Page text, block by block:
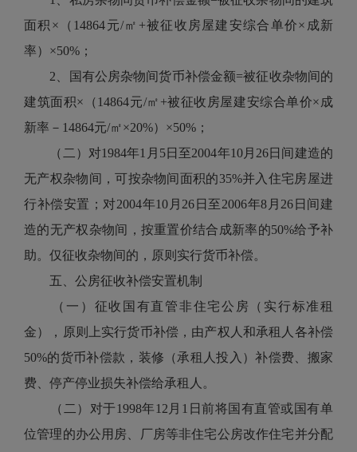
面积×（14864元/㎡+被征收房屋建安综合单价×成新
率）×50%；
2、国有公房杂物间货币补偿金额=被征收杂物间的
建筑面积×（14864元/㎡+被征收房屋建安综合单价×成
新率－14864元/㎡×20%）×50%；
（二）对1984年1月5日至2004年10月26日间建造的
无产权杂物间，可按杂物间面积的35%并入住宅房屋进
行补偿安置；对2004年10月26日至2006年8月26日间建
造的无产权杂物间，按重置价结合成新率的50%给予补
助。仅征收杂物间的，原则实行货币补偿。
五、公房征收补偿安置机制
（一）征收国有直管非住宅公房（实行标准租
金），原则上实行货币补偿，由产权人和承租人各补偿
50%的货币补偿款，装修（承租人投入）补偿费、搬家
费、停产停业损失补偿给承租人。
（二）对于1998年12月1日前将国有直管或国有单
位管理的办公用房、厂房等非住宅公房改作住宅并分配